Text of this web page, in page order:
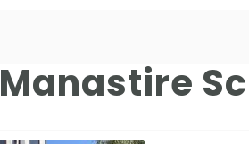
Manastire